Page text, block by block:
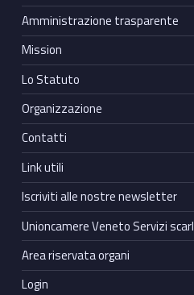
Amministrazione trasparente
Mission
Lo Statuto
Organizzazione
Contatti
Link utili
Iscriviti alle nostre newsletter
Unioncamere Veneto Servizi scarl
Area riservata organi
Login